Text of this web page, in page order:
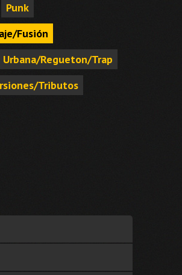
Punk
Fusión
Urbana/Regueton/Trap
Tributos